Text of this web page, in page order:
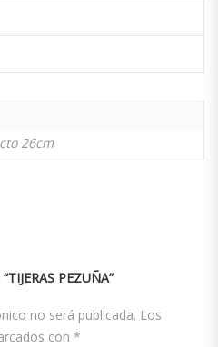
26cm
PEZUÑA”
no será publicada. Los
con *